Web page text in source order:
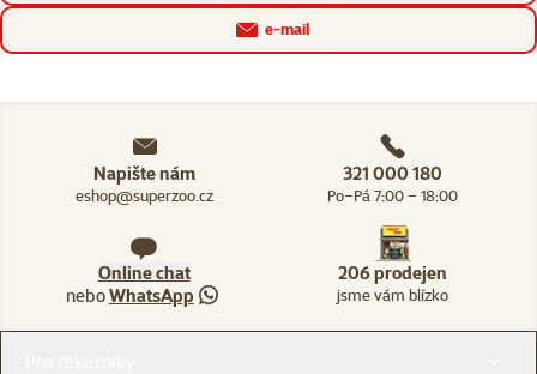
e-mail
Napište nám
eshop@superzoo.cz
321 000 180
Po–Pá 7:00 – 18:00
Online chat
neboWhatsApp
206 prodejen
jsme vám blízko